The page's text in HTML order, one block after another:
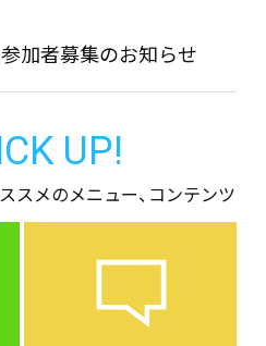
参加者募集のお知らせ
UP!
スメのメニュー、コンテンツ